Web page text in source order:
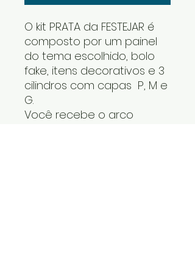
O kit PRATA da FESTEJAR é
composto por um painel
do tema escolhido, bolo
fake, itens decorativos e 3
cilindros com capas P, M e
G.
Você recebe o arco